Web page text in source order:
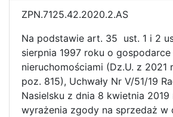
ZPN.7125.42.2020.2.AS
Na podstawie art. 35 ust. 1 i 2
sierpnia 1997 roku o gospodarce
nieruchomościami (Dz.U. z 2021
poz. 815), Uchwały Nr V/51/19
Nasielsku z dnia 8 kwietnia 2019
wyrażenia zgody na sprzedaż w